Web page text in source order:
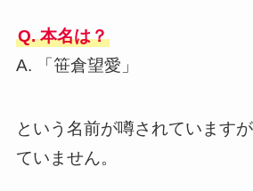
Q. 本名は？
A. 「笹倉望愛」
という名前が噂されています
ていません。